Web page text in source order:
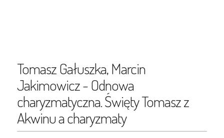
Tomasz Gałuszka, Marcin
Jakimowicz - Odnowa
charyzmatyczna. Święty Tomasz z
Akwinu a charyzmaty